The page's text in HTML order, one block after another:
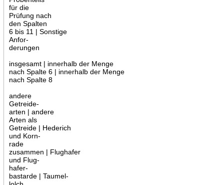
für die
Prüfung nach
den Spalten
6 bis 11 | Sonstige
Anfor-
derungen
insgesamt | innerhalb der Menge
nach Spalte 6 | innerhalb der Menge
nach Spalte 8
andere
Getreide-
arten | andere
Arten als
Getreide | Hederich
und Korn-
rade
zusammen | Flughafer
und Flug-
hafer-
bastarde | Taumel-